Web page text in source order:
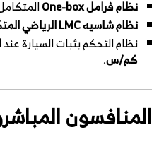
نظام فرامل One-box
نظام شاسيه LMC الرياضي المتكامل
نظام التحكم بثبات السيارة عند
كم/س.
المنافسون